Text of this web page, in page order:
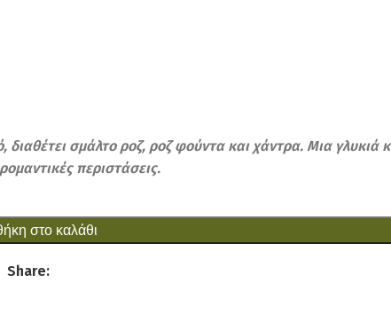
σμάλτο ροζ, ροζ φούντα και χάντρα. Μια γλυκιά
περιστάσεις.
στο καλάθι
Share: